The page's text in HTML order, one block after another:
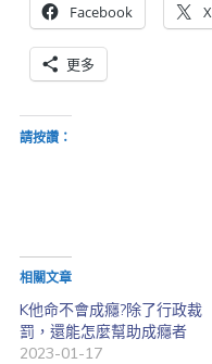
Facebook X
更多
請按讚：
相關文章
K他命不會成癮?除了行政裁
罰，還能怎麼幫助成癮者
2023-01-17